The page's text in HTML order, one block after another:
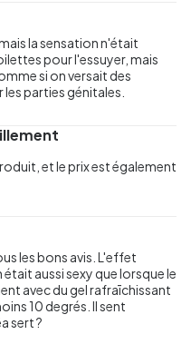
la sensation n'était
pour l'essuyer, mais
si on versait des
parties génitales.
et le prix est également
les bons avis. L'effet
aussi sexy que lorsque le
avec du gel rafraīchissant
10 degrés. Il sent
sert ?